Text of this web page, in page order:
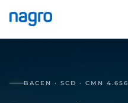
BACEN · SCD · CMN